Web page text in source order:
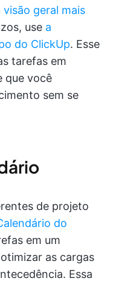
visão geral mais
use a
do ClickUp. Esse
tarefas em
que você
sem se
de projeto
do
em um
as cargas
Essa